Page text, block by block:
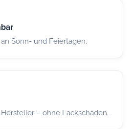
Sonn- und Feiertagen.
– ohne Lackschäden.